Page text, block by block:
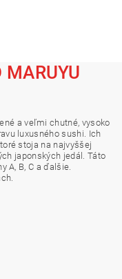
MARUYU
a veľmi chutné, vysoko
luxusného sushi. Ich
stoja na najvyššej
japonských jedál. Táto
A, B, C a ďalšie.